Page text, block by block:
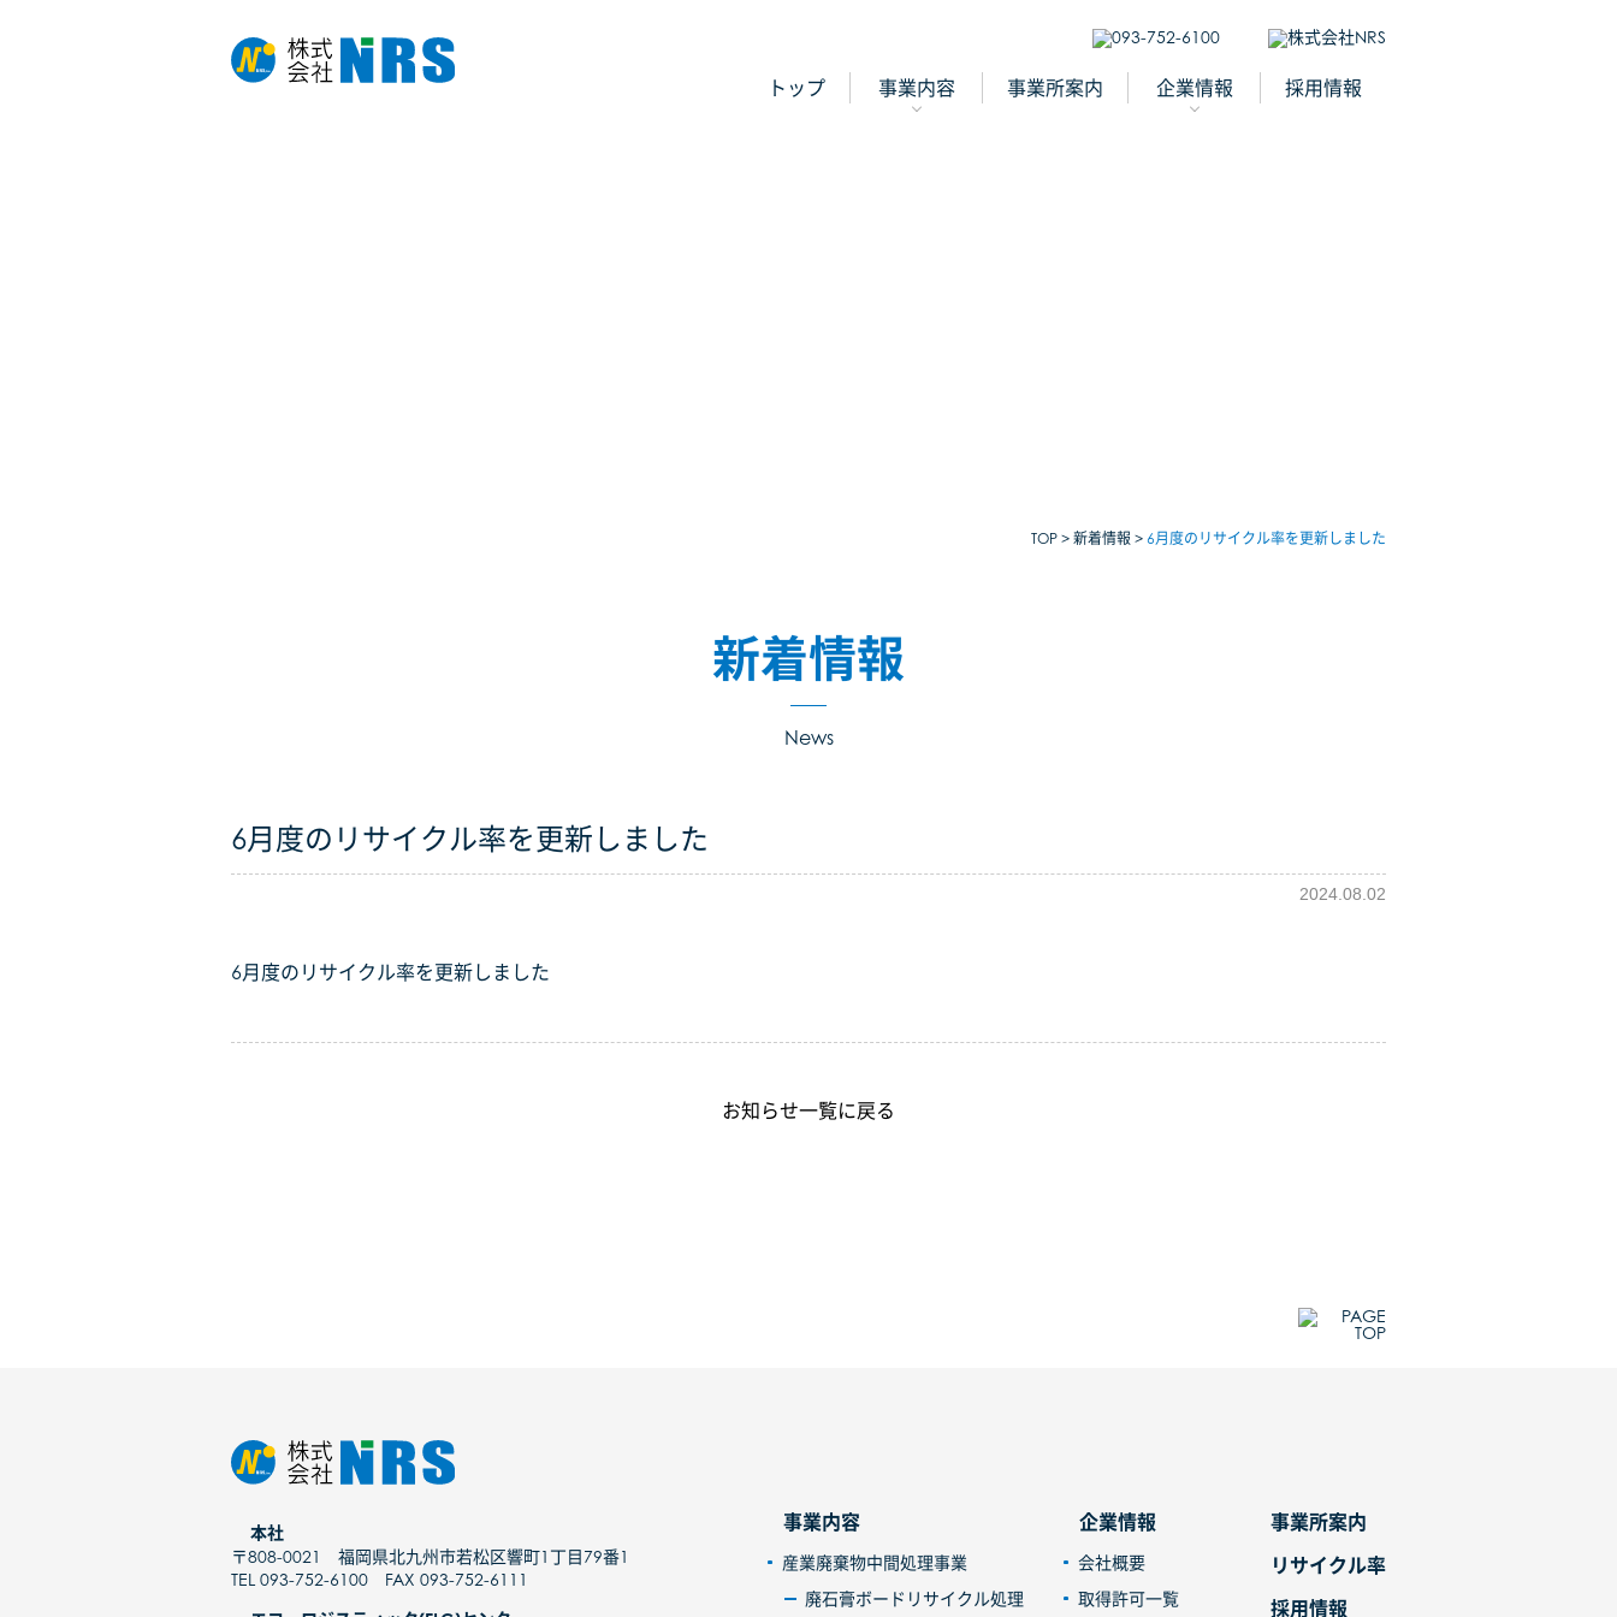
トップ 事業内容 事業所案内 企業情報 採用情報
TOP 新着情報 6月度のリサイクル率を更新しました
新着情報
News
6月度のリサイクル率を更新しました
2024.08.02
6月度のリサイクル率を更新しました
お知らせ一覧に戻る
本社
〒808-0021 福岡県北九州市若松区響町1丁目79番1
TEL 093-752-6100 FAX 093-752-6111
事業内容
産業廃棄物中間処理事業
廃石膏ボードリサイクル処理
企業情報
会社概要
取得許可一覧
事業所案内
リサイクル率
採用情報